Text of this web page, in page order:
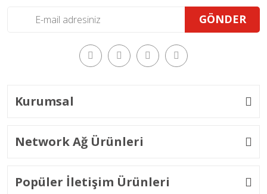
GÖNDER
Kurumsal
Network Ağ Ürünleri
Popüler İletişim Ürünleri